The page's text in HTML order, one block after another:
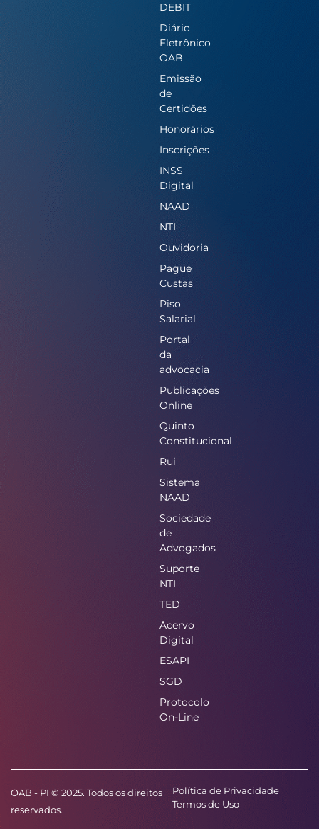
DEBIT
Diário
Eletrônico
OAB
Emissão
de
Certidões
Honorários
Inscrições
INSS
Digital
NAAD
NTI
Ouvidoria
Pague
Custas
Piso
Salarial
Portal
da
advocacia
Publicações
Online
Quinto
Constitucional
Rui
Sistema
NAAD
Sociedade
de
Advogados
Suporte
NTI
TED
Acervo
Digital
ESAPI
SGD
Protocolo
On-Line
OAB - PI © 2025. Todos os direitos
reservados.
Política de Privacidade
Termos de Uso